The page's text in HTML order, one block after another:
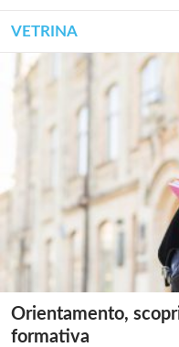
VETRINA
Orientamento,
formativa